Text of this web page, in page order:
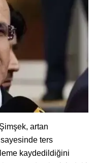
artan
ters
kaydedildiğini